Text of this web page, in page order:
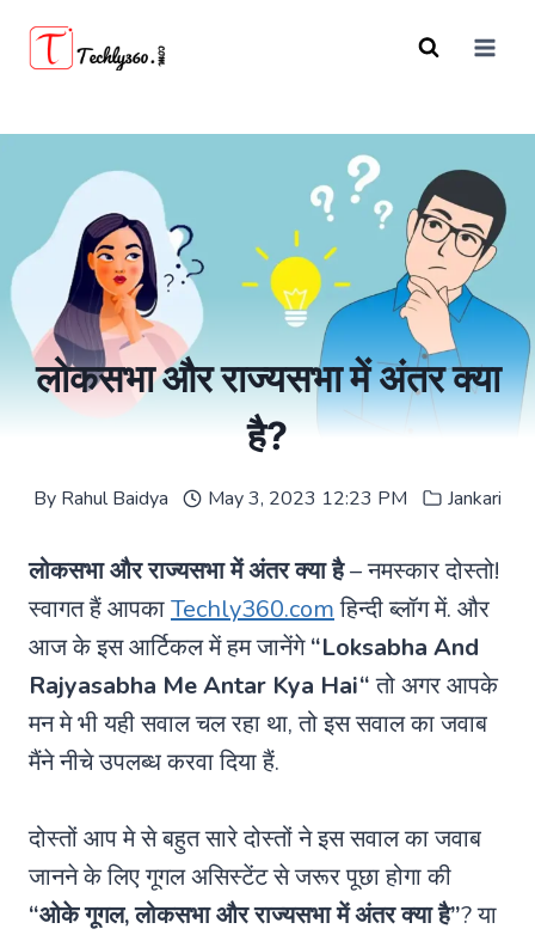
लोकसभा और राज्यसभा में अंतर क्या
है?
By Rahul Baidya May 3, 2023 12:23 PM Jankari
लोकसभा और राज्यसभा में अंतर क्या है– नमस्कार दोस्तो!
स्वागत हैं आपकाTechly360.comहिन्दी ब्लॉग में. और
आज के इस आर्टिकल में हम जानेंगे“Loksabha And
Rajyasabha Me Antar Kya Hai“तो अगर आपके
मन मे भी यही सवाल चल रहा था, तो इस सवाल का जवाब
मैंने नीचे उपलब्ध करवा दिया हैं.
दोस्तों आप मे से बहुत सारे दोस्तों ने इस सवाल का जवाब
जानने के लिए गूगल असिस्टेंट से जरूर पूछा होगा की
“ओके गूगल, लोकसभा और राज्यसभा में अंतर क्या है”? या